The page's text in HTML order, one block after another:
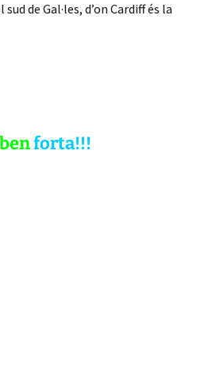
de Gal·les, d’on Cardiff és la
benforta!!!